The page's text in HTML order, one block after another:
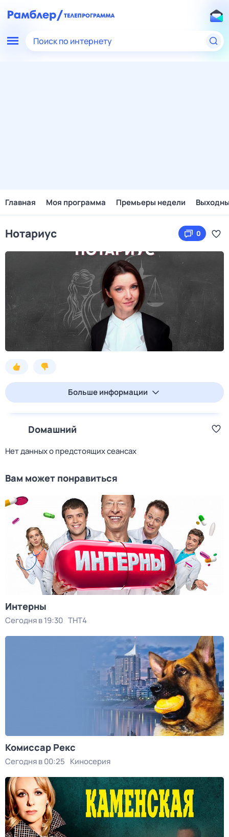
Поиск по интернету
Главная Моя программа Премьеры недели
Нотариус 0
Больше информации
Dомашний
Нет данных о предстоящих сеансах
Вам может понравиться
Интерны
Сегодня в 19:30 ТНТ4
Комиссар Рекс
Сегодня в 00:25 Киносерия